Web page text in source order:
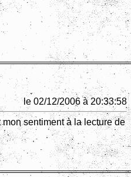
le 02/12/2006 à 20:33:58
sentiment à la lecture de